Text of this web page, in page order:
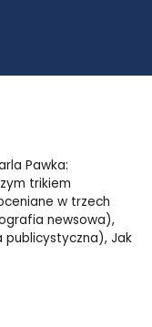
Pawka:
trikiem
w trzech
newsowa),
Jak